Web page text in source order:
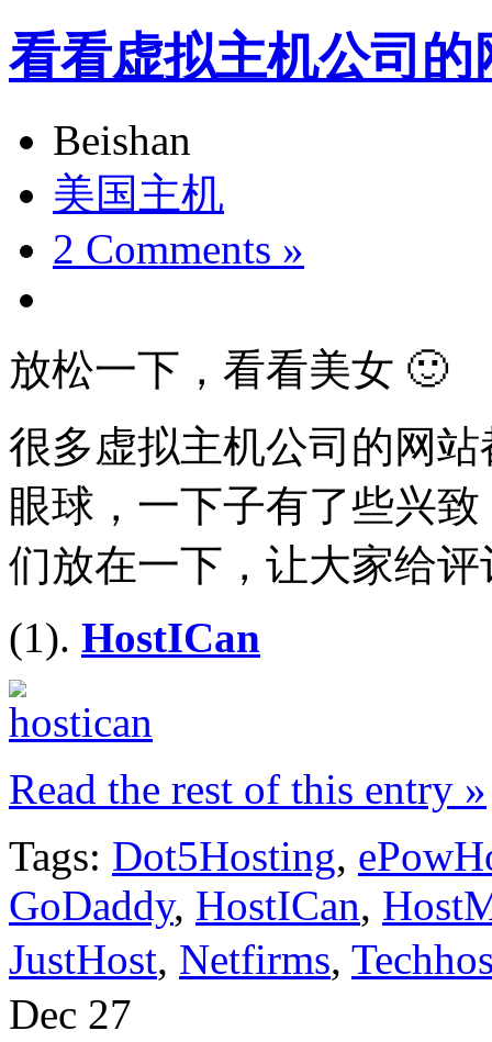
看看虚拟主机公司的
Beishan
美国主机
2 Comments »
放松一下，看看美女 🙂
很多虚拟主机公司的网
眼球，一下子有了些兴
们放在一下，让大家给
(1). HostICan
Read the rest of this entry »
Tags: Dot5Hosting,
GoDaddy, HostICan,
JustHost, Netfirms,
Dec 27